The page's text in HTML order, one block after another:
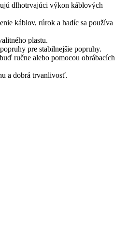
dlhotrvajúci výkon káblových
káblov, rúrok a hadíc sa používa
plastu.
pre stabilnejšie popruhy.
ručne alebo pomocou obrábacích
a dobrá trvanlivosť.